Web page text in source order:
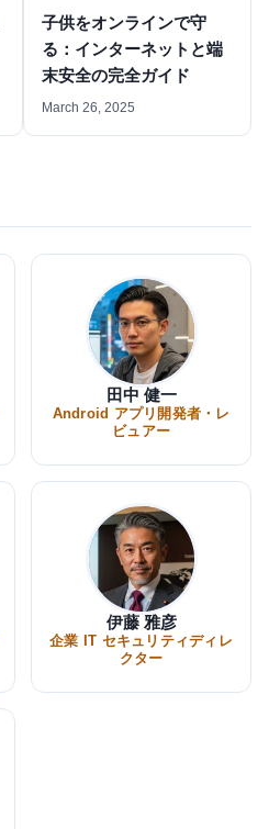
子供をオンラインで守
る：インターネットと端
末安全の完全ガイド
March 26, 2025
田中 健一
Android アプリ開発者・レ
ビュアー
伊藤 雅彦
企業 IT セキュリティディレ
クター